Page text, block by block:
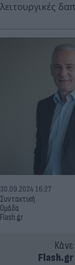
λειτουργικές
Συντακτική
Ομάδα
Flash.gr
30.09.2024 16:27
Flash.gr